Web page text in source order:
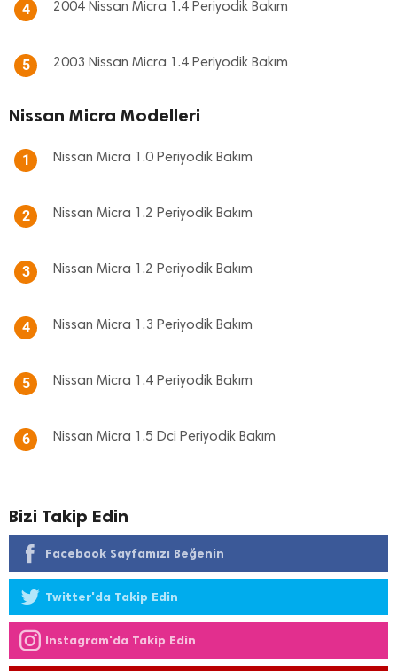
4 2004 Nissan Micra 1.4 Periyodik Bakım
5 2003 Nissan Micra 1.4 Periyodik Bakım
Nissan Micra Modelleri
1 Nissan Micra 1.0 Periyodik Bakım
2 Nissan Micra 1.2 Periyodik Bakım
3 Nissan Micra 1.2 Periyodik Bakım
4 Nissan Micra 1.3 Periyodik Bakım
5 Nissan Micra 1.4 Periyodik Bakım
6 Nissan Micra 1.5 Dci Periyodik Bakım
Bizi Takip Edin
Facebook Sayfamızı Beğenin
Twitter'da Takip Edin
Instagram'da Takip Edin